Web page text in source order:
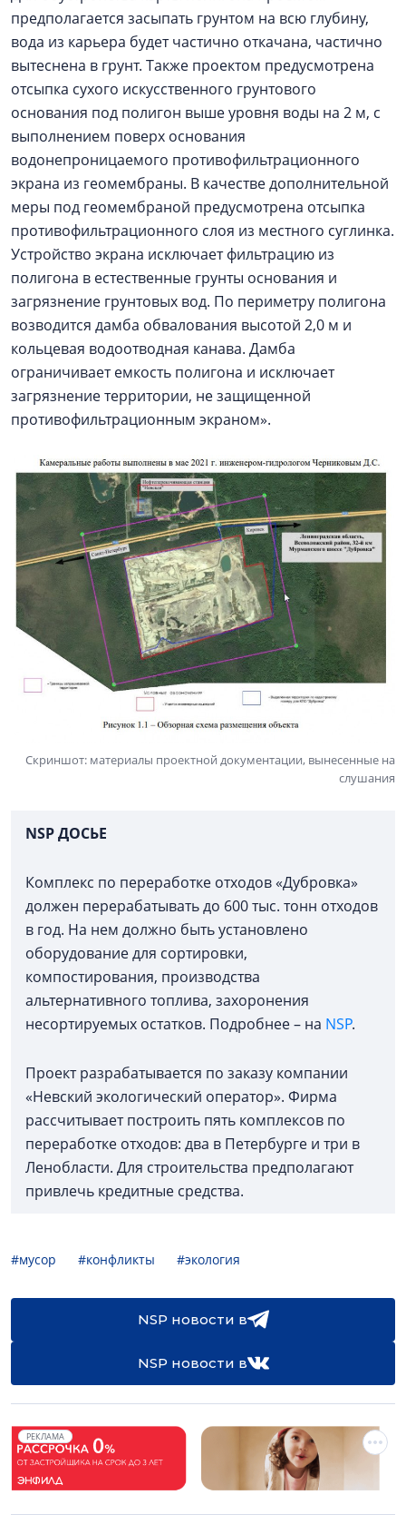
предполагается засыпать грунтом на всю глубину,
вода из карьера будет частично откачана, частично
вытеснена в грунт. Также проектом предусмотрена
отсыпка сухого искусственного грунтового
основания под полигон выше уровня воды на 2 м, с
выполнением поверх основания
водонепроницаемого противофильтрационного
экрана из геомембраны. В качестве дополнительной
меры под геомембраной предусмотрена отсыпка
противофильтрационного слоя из местного суглинка.
Устройство экрана исключает фильтрацию из
полигона в естественные грунты основания и
загрязнение грунтовых вод. По периметру полигона
возводится дамба обвалования высотой 2,0 м и
кольцевая водоотводная канава. Дамба
ограничивает емкость полигона и исключает
загрязнение территории, не защищенной
противофильтрационным экраном».
Скриншот: материалы проектной документации, вынесенные на
слушания
NSP ДОСЬЕ
Комплекс по переработке отходов «Дубровка»
должен перерабатывать до 600 тыс. тонн отходов
в год. На нем должно быть установлено
оборудование для сортировки,
компостирования, производства
альтернативного топлива, захоронения
несортируемых остатков. Подробнее – на NSP.
Проект разрабатывается по заказу компании
«Невский экологический оператор». Фирма
рассчитывает построить пять комплексов по
переработке отходов: два в Петербурге и три в
Ленобласти. Для строительства предполагают
привлечь кредитные средства.
#мусор #конфликты #экология
NSP новости в
NSP новости в
РЕКЛАМА